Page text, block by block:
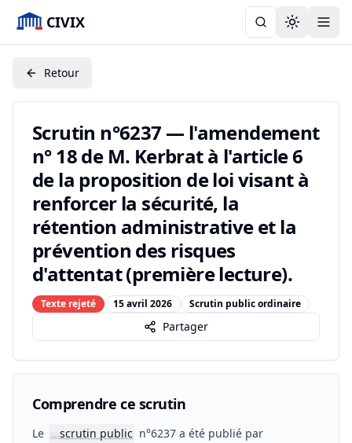
CIVIX Toggle
Retour
Scrutin n°6237 — l'amendement
n° 18 de M. Kerbrat à l'article 6
de la proposition de loi visant à
renforcer la sécurité, la
rétention administrative et la
prévention des risques
d'attentat (première lecture).
Texte rejeté 15 avril 2026 Scrutin public ordinaire
Partager
Comprendre ce scrutin
Le 📖scrutin public n°6237 a été publié par